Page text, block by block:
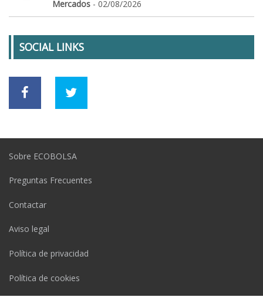
Mercados - 02/08/2026
SOCIAL LINKS
Sobre ECOBOLSA
Preguntas Frecuentes
Contactar
Aviso legal
Política de privacidad
Política de cookies